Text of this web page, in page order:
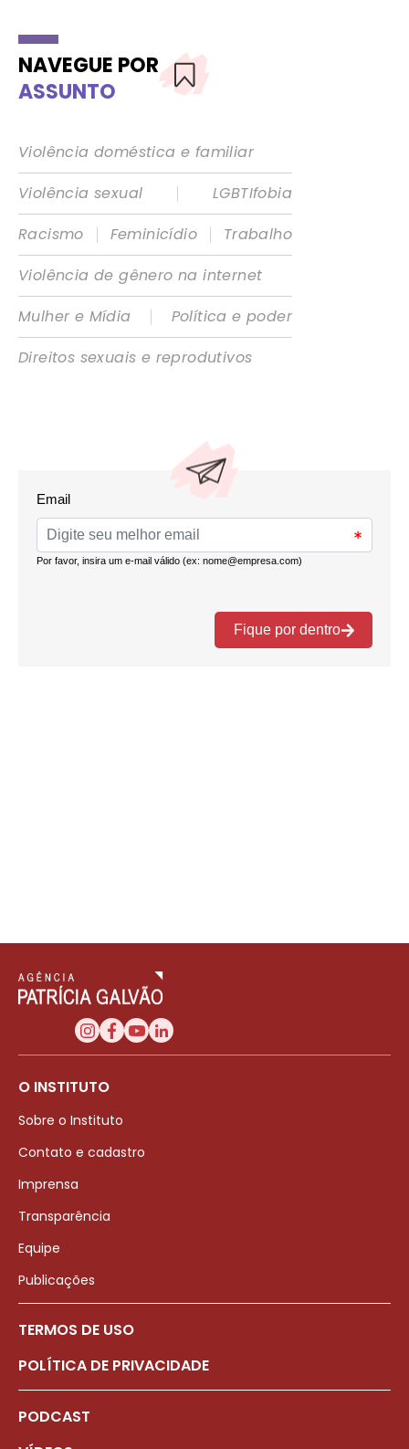
NAVEGUE POR
ASSUNTO
Violência doméstica e familiar
Violência sexual
|
LGBTIfobia
Racismo
| Feminicídio |
Trabalho
Violência de gênero na internet
Mulher e Mídia
|
Política e poder
Direitos sexuais e reprodutivos
O INSTITUTO
Sobre o Instituto
Contato e cadastro
Imprensa
Transparência
Equipe
Publicações
TERMOS DE USO
POLÍTICA DE PRIVACIDADE
PODCAST